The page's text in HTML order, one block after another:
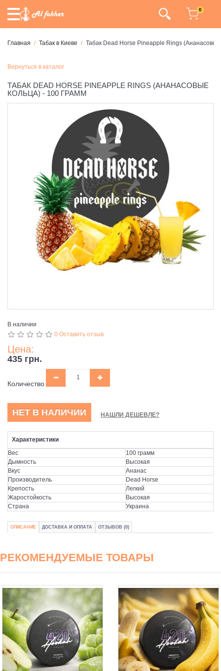
0
Главная Табак в Киеве Табак Dead Horse Pineapple Rings
Вернуться в каталог
ТАБАК DEAD HORSE PINEAPPLE RINGS (АНАНАСОВЫЕ
КОЛЬЦА) - 100 ГРАММ
В наличии
0 Оставить отзыв
Цена:
435 грн.
Количество
НЕТ В НАЛИЧИИ НАШЛИ ДЕШЕВЛЕ?
Характеристики
Вес
100 грамм
Дымность
Высокая
Вкус
Ананас
Производитель
Dead Horse
Крепость
Легкий
Жаростойкость
Высокая
Страна
Украина
ОПИСАНИЕ ДОСТАВКА И ОПЛАТА ОТЗЫВОВ (0)
РЕКОМЕНДУЕМЫЕ ТОВАРЫ